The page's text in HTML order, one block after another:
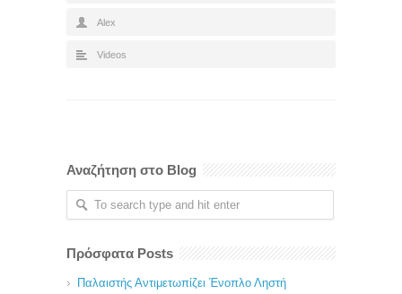
Alex
Videos
Αναζήτηση στο Blog
Πρόσφατα Posts
Παλαιστής Αντιμετωπίζει Ένοπλο Ληστή